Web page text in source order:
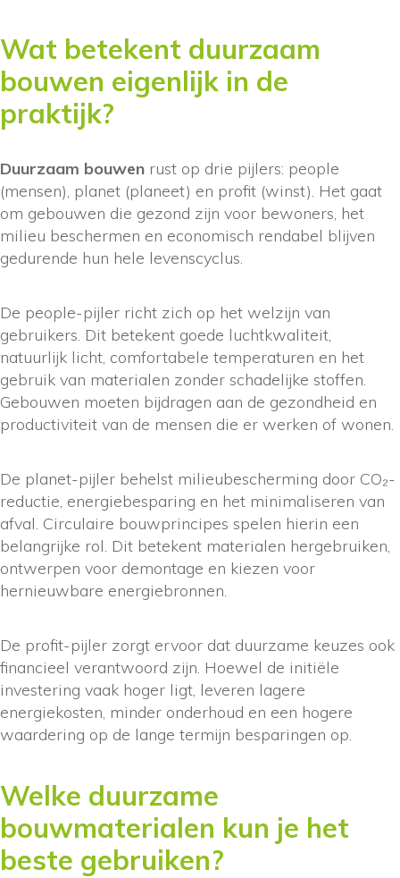
Wat betekent duurzaam
bouwen eigenlijk in de
praktijk?
Duurzaam bouwen rust op drie pijlers: people
(mensen), planet (planeet) en profit (winst). Het gaat
om gebouwen die gezond zijn voor bewoners, het
milieu beschermen en economisch rendabel blijven
gedurende hun hele levenscyclus.
De people-pijler richt zich op het welzijn van
gebruikers. Dit betekent goede luchtkwaliteit,
natuurlijk licht, comfortabele temperaturen en het
gebruik van materialen zonder schadelijke stoffen.
Gebouwen moeten bijdragen aan de gezondheid en
productiviteit van de mensen die er werken of wonen.
De planet-pijler behelst milieubescherming door CO₂-
reductie, energiebesparing en het minimaliseren van
afval. Circulaire bouwprincipes spelen hierin een
belangrijke rol. Dit betekent materialen hergebruiken,
ontwerpen voor demontage en kiezen voor
hernieuwbare energiebronnen.
De profit-pijler zorgt ervoor dat duurzame keuzes ook
financieel verantwoord zijn. Hoewel de initiële
investering vaak hoger ligt, leveren lagere
energiekosten, minder onderhoud en een hogere
waardering op de lange termijn besparingen op.
Welke duurzame
bouwmaterialen kun je het
beste gebruiken?